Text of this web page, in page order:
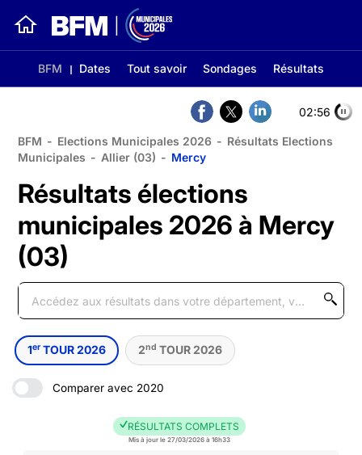
BFM Dates Tout savoir Sondages Résultats
02:56
BFM - Elections Municipales 2026 - Résultats Elections
Municipales - Allier (03) - Mercy
Résultats élections
municipales 2026 à Mercy
(03)
1er TOUR 2026 2nd TOUR 2026
Comparer avec 2020
RÉSULTATS COMPLETS
Mis à jour le 27/03/2026 à 16h33